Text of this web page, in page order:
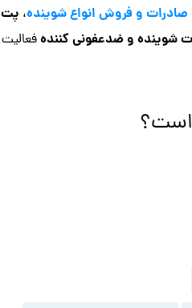
صادرات و فروش انواع شوینده، پت
و ضدعفونی کنندهفعالیت
است؟